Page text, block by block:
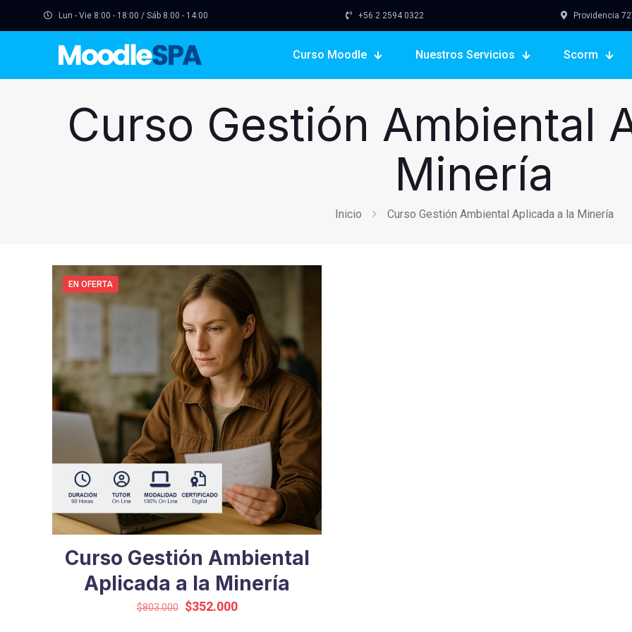
Lun - Vie 8:00 - 18:00 / Sáb 8:00 - 14:00 +56 2 2594 0322 Providencia
Curso Moodle Nuestros Servicios Scorm
Curso Gestión Ambiental
Minería
Inicio Curso Gestión Ambiental Aplicada a la Minería
EN OFERTA
Curso Gestión Ambiental
Aplicada a la Minería
$803.000
El
$352.000El